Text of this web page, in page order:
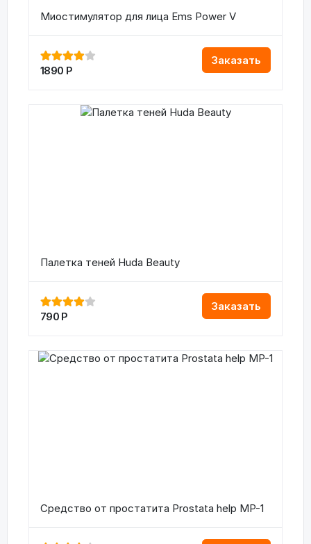
Миостимулятор для лица Ems Power V
Заказать
1890 Р
Палетка теней Huda Beauty
Заказать
790 Р
Средство от простатита Prostata help MP-1